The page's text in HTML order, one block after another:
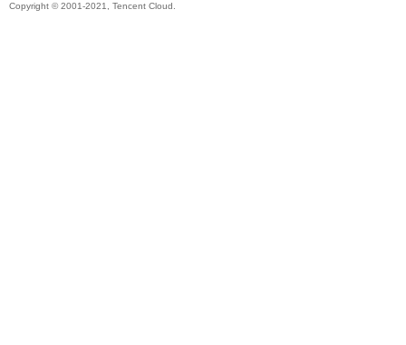
Copyright © 2001-2021, Tencent Cloud.